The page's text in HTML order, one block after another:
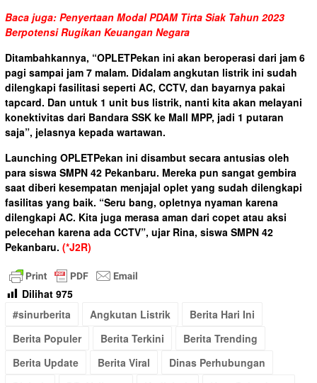
Baca juga: Penyertaan Modal PDAM Tirta Siak Tahun 2023
Berpotensi Rugikan Keuangan Negara
Ditambahkannya, “OPLETPekan ini akan beroperasi dari jam 6
pagi sampai jam 7 malam. Didalam angkutan listrik ini sudah
dilengkapi fasilitasi seperti AC, CCTV, dan bayarnya pakai
tapcard. Dan untuk 1 unit bus listrik, nanti kita akan melayani
konektivitas dari Bandara SSK ke Mall MPP, jadi 1 putaran
saja”, jelasnya kepada wartawan.
Launching OPLETPekan ini disambut secara antusias oleh
para siswa SMPN 42 Pekanbaru. Mereka pun sangat gembira
saat diberi kesempatan menjajal oplet yang sudah dilengkapi
fasilitas yang baik. “Seru bang, opletnya nyaman karena
dilengkapi AC. Kita juga merasa aman dari copet atau aksi
pelecehan karena ada CCTV”, ujar Rina, siswa SMPN 42
Pekanbaru. (*J2R)
Dilihat 975
#sinurberita
Angkutan Listrik
Berita Hari Ini
Berita Populer
Berita Terkini
Berita Trending
Berita Update
Berita Viral
Dinas Perhubungan